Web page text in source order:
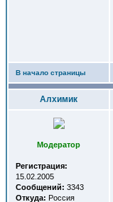
В начало страницы
Алхимик
Модератор
Регистрация:
15.02.2005
Сообщений: 3343
Откуда: Россия